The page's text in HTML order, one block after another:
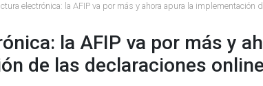
electrónica: la AFIP va por más y ahora apura la implementación
la AFIP va por más y
de las declaraciones